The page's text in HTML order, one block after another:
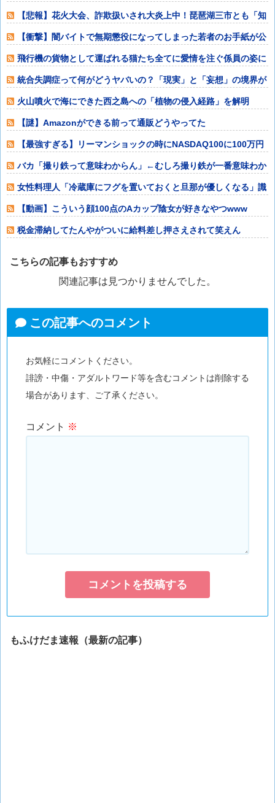
「？なんで曲げち
【悲報】花火大会、詐欺扱いされ大炎上中！琵琶湖三市とも「知
らない」と公式
【衝撃】闇バイトで無期懲役になってしまった若者のお手紙が公
飛行機の貨物として運ばれる猫たち全てに愛情を注ぐ係員の姿に
統合失調症って何がどうヤバいの？「現実」と「妄想」の境界が
崩れるってマジ
火山噴火で海にできた西之島への「植物の侵入経路」を解明
【謎】Amazonができる前って通販どうやってた
の？？？？？？？？？？？
【最強すぎる】リーマンショックの時にNASDAQ100に100万円
バカ「撮り鉄って意味わからん」←むしろ撮り鉄が一番意味わか
女性料理人「冷蔵庫にフグを置いておくと旦那が優しくなる」識
者「その手があ
【動画】こういう顔100点のAカップ陰女が好きなやつwww
税金滞納してたんやがついに給料差し押さえされて笑えん
こちらの記事もおすすめ
関連記事は見つかりませんでした。
この記事へのコメント
お気軽にコメントください。
誹謗・中傷・アダルトワード等を含むコメントは削除する
場合があります、ご了承ください。
コメント ※
もふけだま速報（最新の記事）